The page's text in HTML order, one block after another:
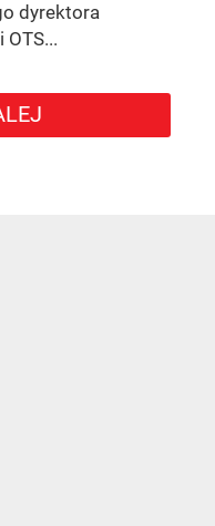
dyrektora
OTS...